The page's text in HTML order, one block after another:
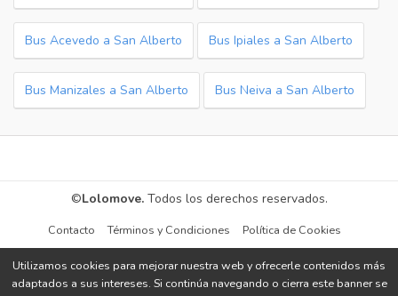
Bus Acevedo a San Alberto Bus Ipiales a San Alberto
Bus Manizales a San Alberto Bus Neiva a San Alberto
Utilizamos cookies para mejorar nuestra web y ofrecerle contenidos más
adaptados a sus intereses. Si continúa navegando o cierra este banner se
©Lolomove. Todos los derechos reservados.
Contacto Términos y Condiciones Política de Cookies